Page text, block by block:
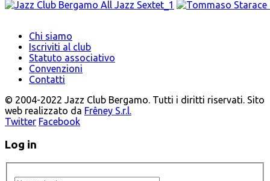
Chi siamo
Iscriviti al club
Statuto associativo
Convenzioni
Contatti
© 2004-2022 Jazz Club Bergamo. Tutti i diritti riservati. Sito
web realizzato da Frêney S.r.l.
Twitter Facebook
Log in